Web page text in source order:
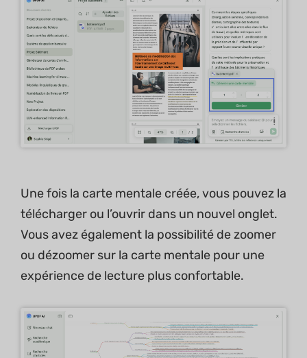
Une fois la carte mentale créée, vous pouvez la
télécharger ou l’ouvrir dans un nouvel onglet.
Vous avez également la possibilité de zoomer
ou dézoomer sur la carte mentale pour une
expérience de lecture plus confortable.